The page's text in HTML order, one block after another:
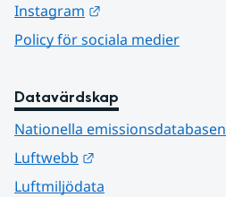
Instagram
Policy för sociala medier
Datavärdskap
Nationella emissionsdatabasen
Luftwebb
Luftmiljödata